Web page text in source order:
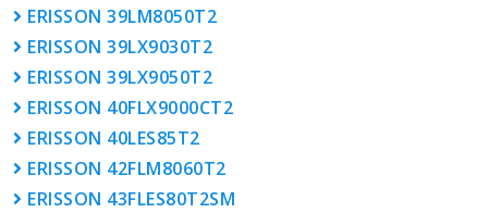
ERISSON 39LM8050T2
ERISSON 39LX9030T2
ERISSON 39LX9050T2
ERISSON 40FLX9000CT2
ERISSON 40LES85T2
ERISSON 42FLM8060T2
ERISSON 43FLES80T2SM